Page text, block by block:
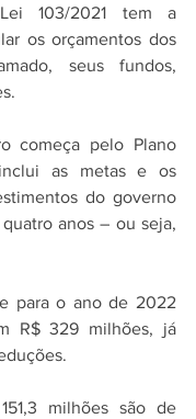
103/2021 tem a
os orçamentos dos
seus fundos,
começa pelo Plano
as metas e os
do governo
anos – ou seja,
para o ano de 2022
R$ 329 milhões, já
milhões são de